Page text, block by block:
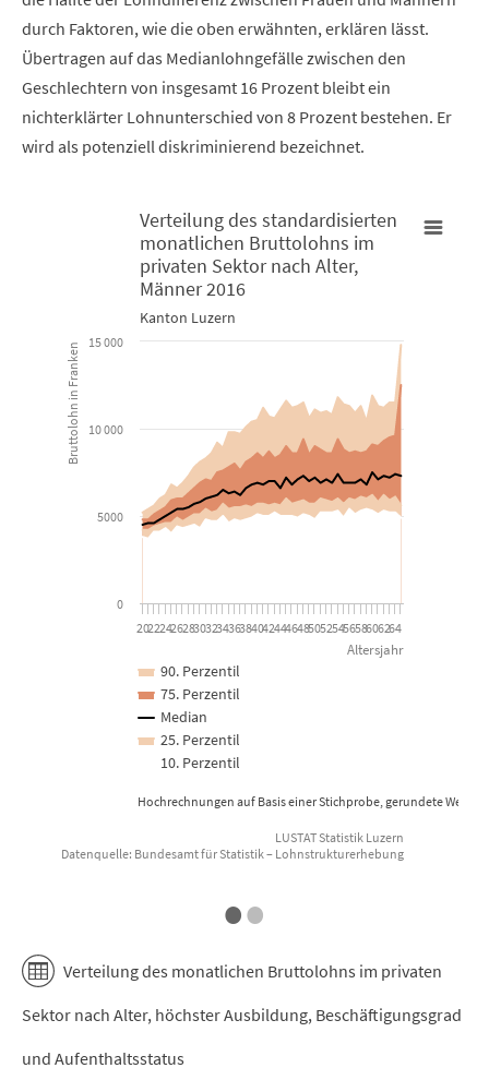
durch Faktoren, wie die oben erwähnten, erklären lässt.
Übertragen auf das Medianlohngefälle zwischen den
Geschlechtern von insgesamt 16 Prozent bleibt ein
nichterklärter Lohnunterschied von 8 Prozent bestehen. Er
wird als potenziell diskriminierend bezeichnet.
Verteilung des standardisierten monatlichen Bruttolohns im
Combination chart with 5 data series.
Kanton Luzern
View as data table, Verteilung des standardisierten
The chart has 1 X axis displaying Altersjahr.
The chart has 1 Y axis displaying Bruttolohn in Franken. Data
Hochrechnungen auf Basis einer Stichprobe, gerundete Werte
Altersjahr
Bruttolohn in Franken
Verteilung des standardisierten
monatlichen Bruttolohns im
privaten Sektor nach Alter,
Männer 2016
Kanton Luzern
90. Perzentil
75. Perzentil
Median
25. Perzentil
10. Perzentil
2022242628303234363840424446485052545658606264
0
5000
10 000
15 000
LUSTAT Statistik Luzern
Datenquelle: Bundesamt für Statistik – Lohnstrukturerhebung
••
Verteilung des monatlichen Bruttolohns im privaten
Sektor nach Alter, höchster Ausbildung, Beschäftigungsgrad
und Aufenthaltsstatus